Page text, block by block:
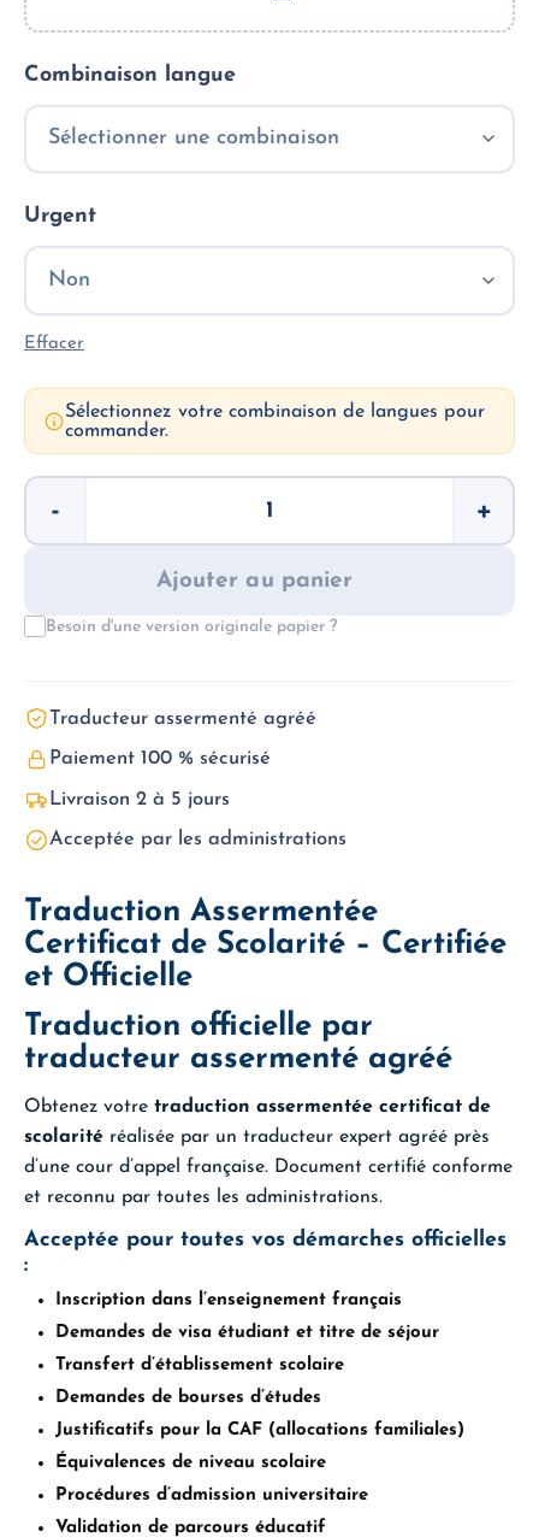
Combinaison langue
Urgent
Effacer
Sélectionnez votre combinaison de langues pour
commander.
-
scolarité
Traduction
+
Ajouter au panier
Besoin d'une version originale papier ?
Traducteur assermenté agréé
Paiement 100 % sécurisé
Livraison 2 à 5 jours
Acceptée par les administrations
Traduction Assermentée
Certificat de Scolarité – Certifiée
et Officielle
Traduction officielle par
traducteur assermenté agréé
Obtenez votre traduction assermentée certificat de
scolarité réalisée par un traducteur expert agréé près
d’une cour d’appel française. Document certifié conforme
et reconnu par toutes les administrations.
Acceptée pour toutes vos démarches officielles
:
Inscription dans l’enseignement français
Demandes de visa étudiant et titre de séjour
Transfert d’établissement scolaire
Demandes de bourses d’études
Justificatifs pour la CAF (allocations familiales)
Équivalences de niveau scolaire
Procédures d’admission universitaire
Validation de parcours éducatif